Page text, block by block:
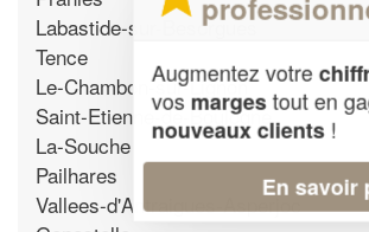
Labastide-sur-Besorgues
Tence
Le-Chambon-sur-Lignon
Saint-Etienne-de-Boulogne
La-Souche
Pailhares
Vallees-d'Antraigues-Asperjoc
Augmentez votre
vos margestout en
nouveaux clients!
En savoir